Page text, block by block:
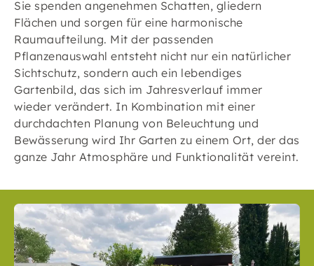
Sie spenden angenehmen Schatten, gliedern
Flächen und sorgen für eine harmonische
Raumaufteilung. Mit der passenden
Pflanzenauswahl entsteht nicht nur ein natürlicher
Sichtschutz, sondern auch ein lebendiges
Gartenbild, das sich im Jahresverlauf immer
wieder verändert. In Kombination mit einer
durchdachten Planung von Beleuchtung und
Bewässerung wird Ihr Garten zu einem Ort, der das
ganze Jahr Atmosphäre und Funktionalität vereint.